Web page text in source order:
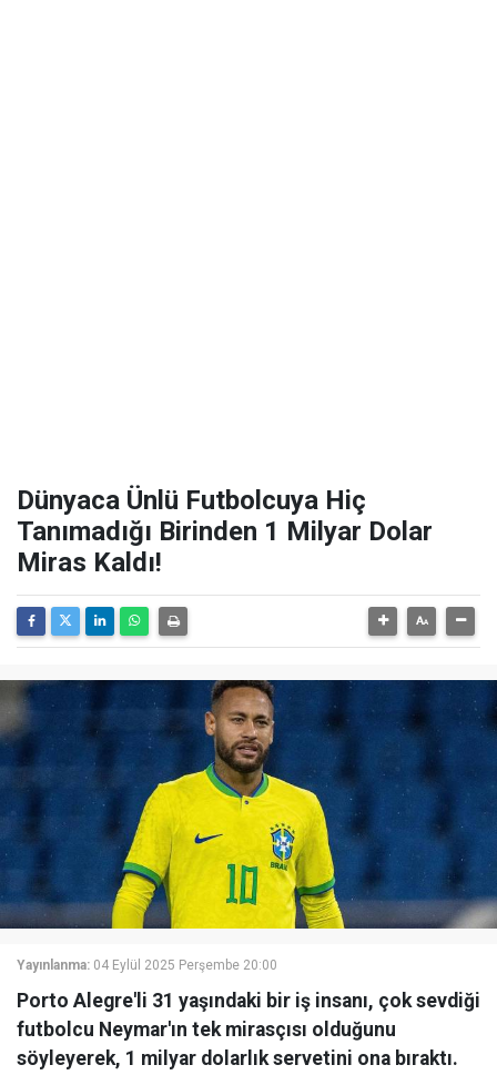
Dünyaca Ünlü Futbolcuya Hiç
Tanımadığı Birinden 1 Milyar Dolar
Miras Kaldı!
Yayınlanma: 04 Eylül 2025 Perşembe 20:00
Porto Alegre'li 31 yaşındaki bir iş insanı, çok sevdiği
futbolcu Neymar'ın tek mirasçısı olduğunu
söyleyerek, 1 milyar dolarlık servetini ona bıraktı.